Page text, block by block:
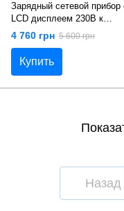
Зарядный сетевой прибор
LCD дисплеем 230В к
аккумуляторам 12V-2/8/15А
Yato YT-83003
4 760 грн 5 600 грн
Купить
Назад